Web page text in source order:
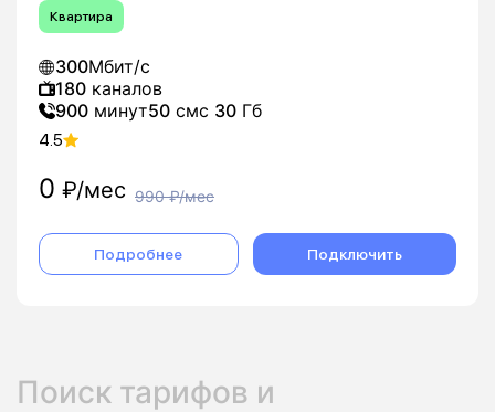
Квартира
300Мбит/с
180 каналов
900 минут50 смс 30 Гб
4.5
0 ₽/мес 990₽/мес
Подробнее Подключить
Поиск тарифов и